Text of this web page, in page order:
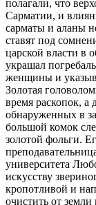
полагали, что
Сарматии, и
сарматы и аланы
ставят под
царской власти в
украшал
женщины и
Золотая
время раскопок, а
обнаруженных в
большой комок
золотой фольги.
университета
искусству
кропотливой и
очистить от